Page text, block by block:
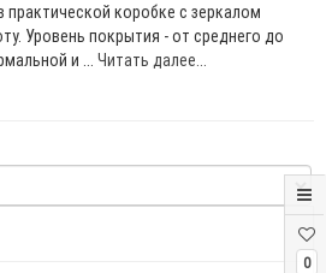
0
коробке с зеркалом
Уровень покрытия - от среднего до
и ... Читать далее...